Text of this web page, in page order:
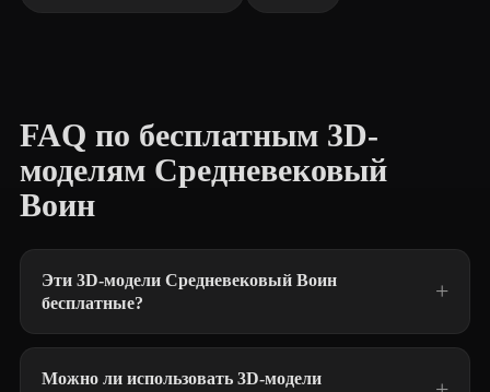
FAQ по бесплатным 3D-
моделям Средневековый
Воин
Эти 3D-модели Средневековый Воин
бесплатные?
Можно ли использовать 3D-модели